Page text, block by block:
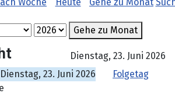
Woche Heute Gehe zu Monat
Gehe zu Monat
Dienstag, 23. Juni 2026
Dienstag, 23. Juni 2026
Folgetag